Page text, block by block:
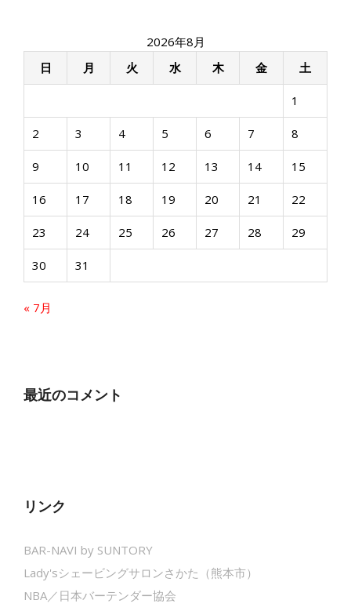
2026年8月
日
月 火 水 木 金 土
1
2 3 4 5 6 7 8
9 10 11 12 13 14 15
16 17 18 19 20 21 22
23 24 25 26 27 28 29
30 31
« 7月
最近のコメント
リンク
BAR-NAVI by SUNTORY
Lady'sシェービングサロンさかた（熊本市）
NBA／日本バーテンダー協会